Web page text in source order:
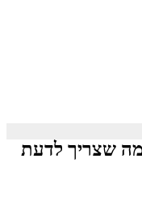
שצריך לדעת